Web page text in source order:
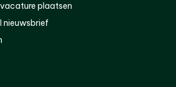
plaatsen
nieuwsbrief